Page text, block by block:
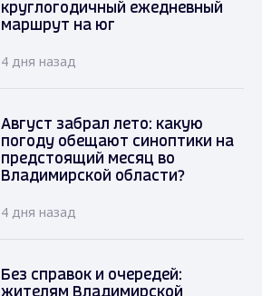
круглогодичный ежедневный
маршрут на юг
4 дня назад
Август забрал лето: какую
погоду обещают синоптики на
предстоящий месяц во
Владимирской области?
4 дня назад
Без справок и очередей:
жителям Владимирской